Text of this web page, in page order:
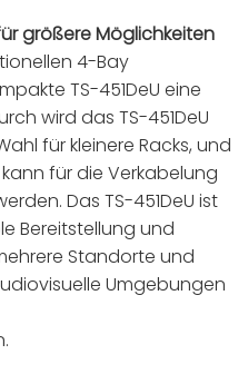
größere Möglichkeiten
4-Bay
TS-451DeU eine
wird das TS-451DeU
für kleinere Racks, und
für die Verkabelung
Das TS-451DeU ist
Bereitstellung und
Standorte und
Umgebungen